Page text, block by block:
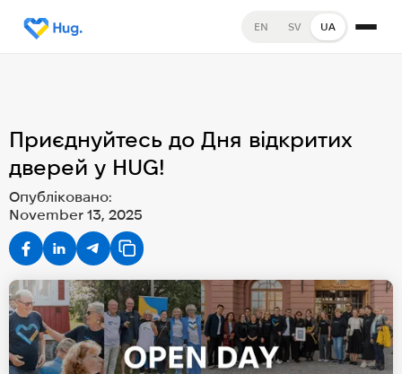
EN SV UA
Приєднуйтесь до Дня відкритих
дверей у HUG!
Опубліковано:
November 13, 2025